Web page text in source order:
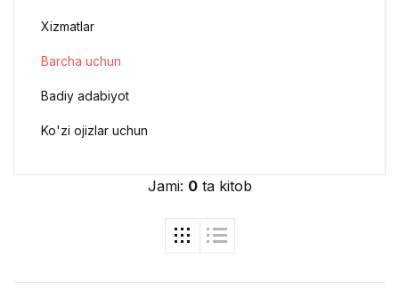
Jami: 0ta kitob
Xizmatlar
Barcha uchun
Badiy adabiyot
Ko'zi ojizlar uchun